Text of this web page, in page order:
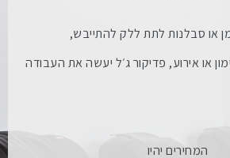
או סבלנות לתת ללק להתייבש,
או אירוע, פדיקור ג׳ל יעשה את העבודה
המחירים יהיו